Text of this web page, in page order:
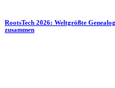
RootsTech 2026: Weltgrößte
zusammen